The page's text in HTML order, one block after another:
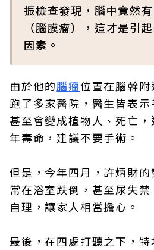
振檢查發現，腦中竟然
（腦膜瘤），這才是引
因素。
由於他的腦瘤位置在腦幹附
跑了多家醫院，醫生皆表示
甚至會變成植物人、死亡
年壽命，建議不要手術。
但是，今年四月，許炳財
常在浴室跌倒，甚至尿失
自理，讓家人相當擔心。
最後，在四處打聽之下，特